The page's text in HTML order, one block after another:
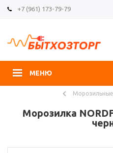
+7 (961) 173-79-79
МЕНЮ
Морозилка